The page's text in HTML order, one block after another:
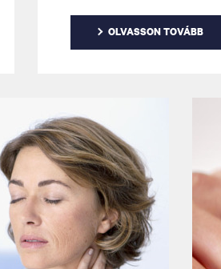
megoldás létezik, amely a
segítségére lehet.
OLVASSON TOVÁBB